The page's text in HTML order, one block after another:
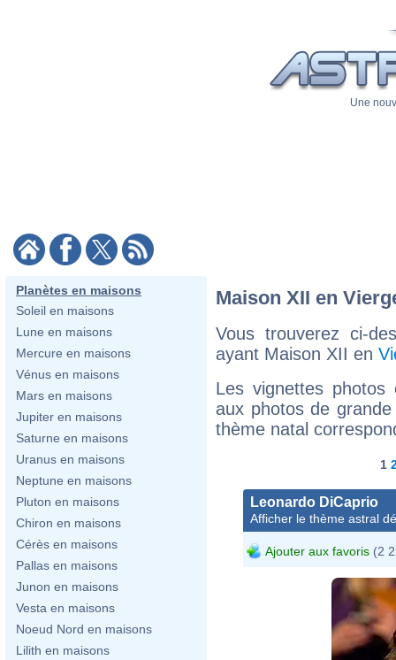
Une
Planètes en maisons
Soleil en maisons
Lune en maisons
Mercure en maisons
Vénus en maisons
Mars en maisons
Jupiter en maisons
Saturne en maisons
Uranus en maisons
Neptune en maisons
Pluton en maisons
Chiron en maisons
Cérès en maisons
Pallas en maisons
Junon en maisons
Vesta en maisons
Noeud Nord en maisons
Lilith en maisons
Maison XII en
Vous trouverez ci-
ayant Maison XII en
Les vignettes
aux photos de
thème natal
1
Leonardo DiCaprio
Afficher le thème astral
Ajouter aux favoris (2